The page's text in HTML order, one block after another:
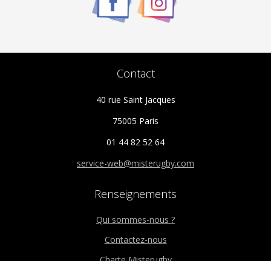
Contact
40 rue Saint Jacques
75005 Paris
01 44 82 52 64
service-web@misterugby.com
Renseignements
Qui sommes-nous ?
Contactez-nous